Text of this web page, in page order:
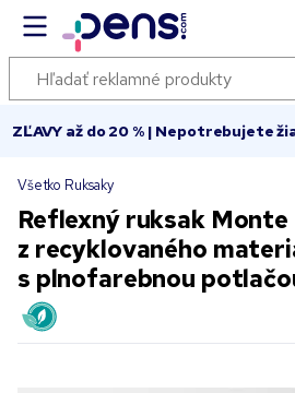
ZĽAVY až do 20 % | Nepotrebujete
Všetko Ruksaky
Reflexný ruksak
z recyklovaného
s plnofarebnou